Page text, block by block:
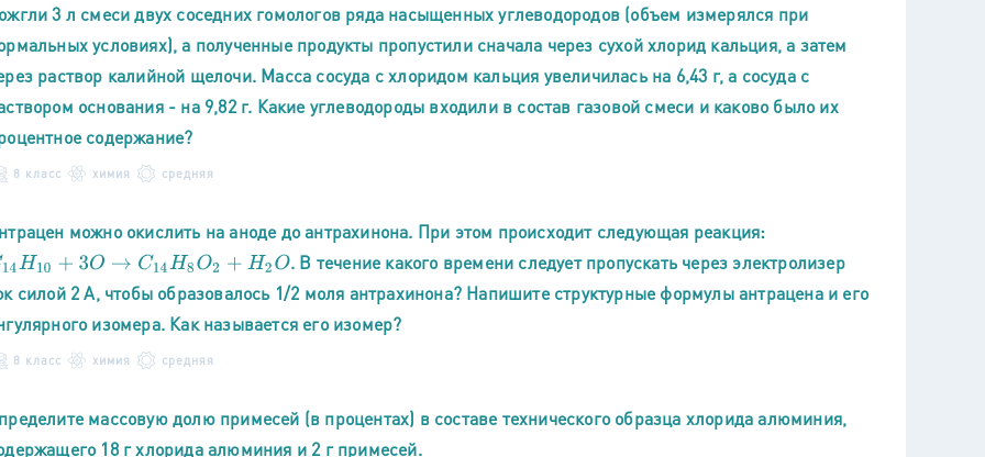
3 л смеси двух соседних гомологов ряда насыщенных углеводородов (объем измерялся при
условиях), а полученные продукты пропустили сначала через сухой хлорид кальция, а затем
раствор калийной щелочи. Масса сосуда с хлоридом кальция увеличилась на 6,43 г, а сосуда с
основания - на 9,82 г. Какие углеводороды входили в состав газовой смеси и каково было их
содержание?
8 класс химия средняя
можно окислить на аноде до антрахинона. При этом происходит следующая реакция:
H10+ 3O →C14H 8O2+H2O
. В течение какого времени следует пропускать через электролизер
силой 2 А, чтобы образовалось 1/2 моля антрахинона? Напишите структурные формулы антрацена и его
изомера. Как называется его изомер?
8 класс химия средняя
массовую долю примесей (в процентах) в составе технического образца хлорида алюминия,
18 г хлорида алюминия и 2 г примесей.